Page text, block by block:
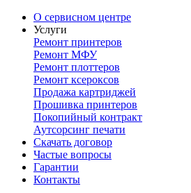
О сервисном центре
Услуги
Ремонт принтеров
Ремонт МФУ
Ремонт плоттеров
Ремонт ксероксов
Продажа картриджей
Прошивка принтеров
Покопийный контракт
Аутсорсинг печати
Скачать договор
Частые вопросы
Гарантии
Контакты